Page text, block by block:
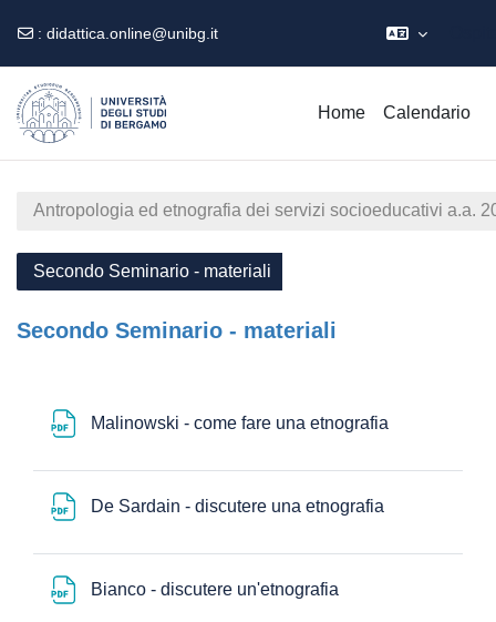
: didattica.online@unibg.it
Home Calendario
Antropologia ed etnografia dei servizi socioeducativi a.a.
Secondo Seminario - materiali
Secondo Seminario - materiali
Malinowski - come fare una etnografia
De Sardain - discutere una etnografia
Bianco - discutere un'etnografia